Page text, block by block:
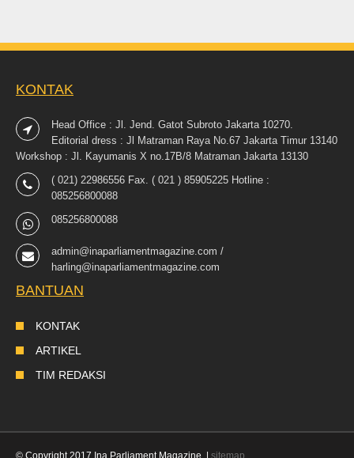
KONTAK
Head Office : Jl. Jend. Gatot Subroto Jakarta 10270.
Editorial dress : Jl Matraman Raya No.67 Jakarta Timur 13140
Workshop : Jl. Kayumanis X no.17B/8 Matraman Jakarta 13130
( 021) 22986556 Fax. ( 021 ) 85905225 Hotline :
085256800088
085256800088
admin@inaparliamentmagazine.com /
harling@inaparliamentmagazine.com
BANTUAN
KONTAK
ARTIKEL
TIM REDAKSI
© Copyright 2017 Ina Parliament Magazine. | sitemap